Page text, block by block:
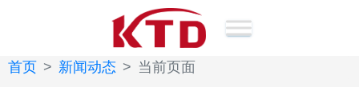
首页 新闻动态 当前页面